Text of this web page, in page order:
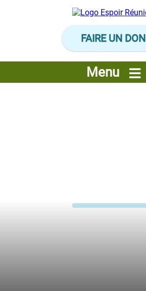
FAIRE UN DON
Menu